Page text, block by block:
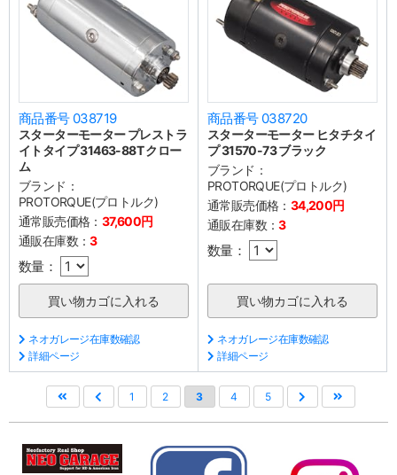
商品番号 038719
スターターモーター プレストラ
イトタイプ 31463-88T クロー
ム
ブランド：
PROTORQUE(プロトルク)
通常販売価格： 37,600円
通販在庫数：3
数量：
ネオガレージ在庫数確認
詳細ページ
商品番号 038720
スターターモーター ヒタチタイ
プ 31570-73 ブラック
ブランド：
PROTORQUE(プロトルク)
通常販売価格： 34,200円
通販在庫数：3
数量：
ネオガレージ在庫数確認
詳細ページ
1 2 3 4 5